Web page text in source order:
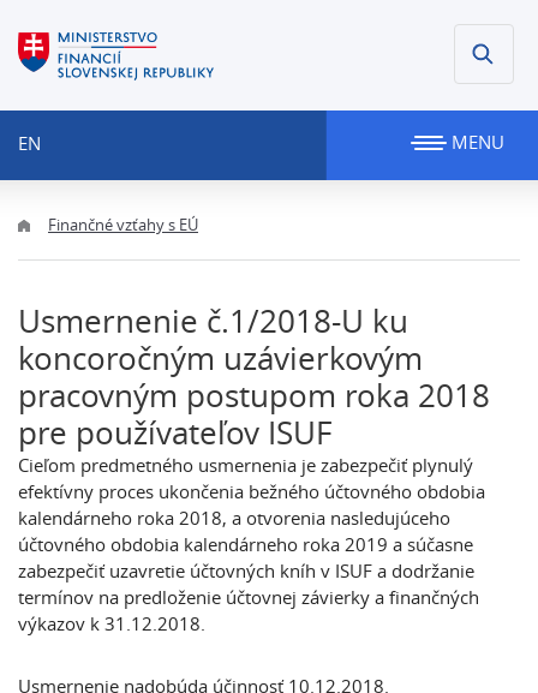
EN MENU
Finančné vzťahy s EÚ
Usmernenie č.1/2018-U ku
koncoročným uzávierkovým
pracovným postupom roka 2018
pre používateľov ISUF
Cieľom predmetného usmernenia je zabezpečiť plynulý
efektívny proces ukončenia bežného účtovného obdobia
kalendárneho roka 2018, a otvorenia nasledujúceho
účtovného obdobia kalendárneho roka 2019 a súčasne
zabezpečiť uzavretie účtovných kníh v ISUF a dodržanie
termínov na predloženie účtovnej závierky a finančných
výkazov k 31.12.2018.
Usmernenie nadobúda účinnosť 10.12.2018.